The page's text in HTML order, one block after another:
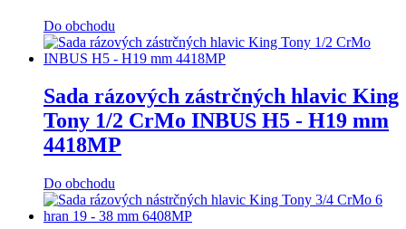
Do obchodu
Sada rázových zástrčných hlavic King
Tony 1/2 CrMo INBUS H5 - H19 mm
4418MP
Do obchodu